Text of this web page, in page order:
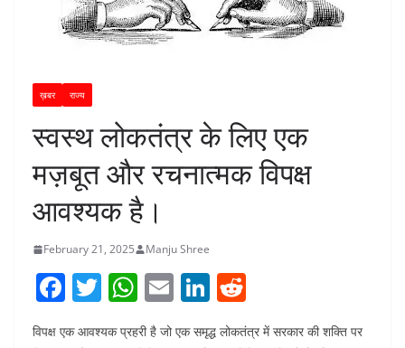
ख़बर राज्य
स्वस्थ लोकतंत्र के लिए एक
मज़बूत और रचनात्मक विपक्ष
आवश्यक है।
February 21, 2025 Manju Shree
F T W
h
E Li
n e
विपक्ष एक आवश्यक प्रहरी है जो एक समृद्ध लोकतंत्र में सरकार की शक्ति पर